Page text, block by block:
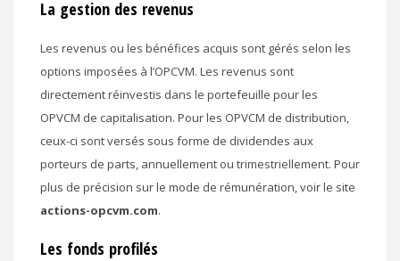
La gestion des revenus
Les revenus ou les bénéfices acquis sont gérés selon les
options imposées à l’OPCVM. Les revenus sont
directement réinvestis dans le portefeuille pour les
OPVCM de capitalisation. Pour les OPVCM de distribution,
ceux-ci sont versés sous forme de dividendes aux
porteurs de parts, annuellement ou trimestriellement. Pour
plus de précision sur le mode de rémunération, voir le site
actions-opcvm.com.
Les fonds profilés